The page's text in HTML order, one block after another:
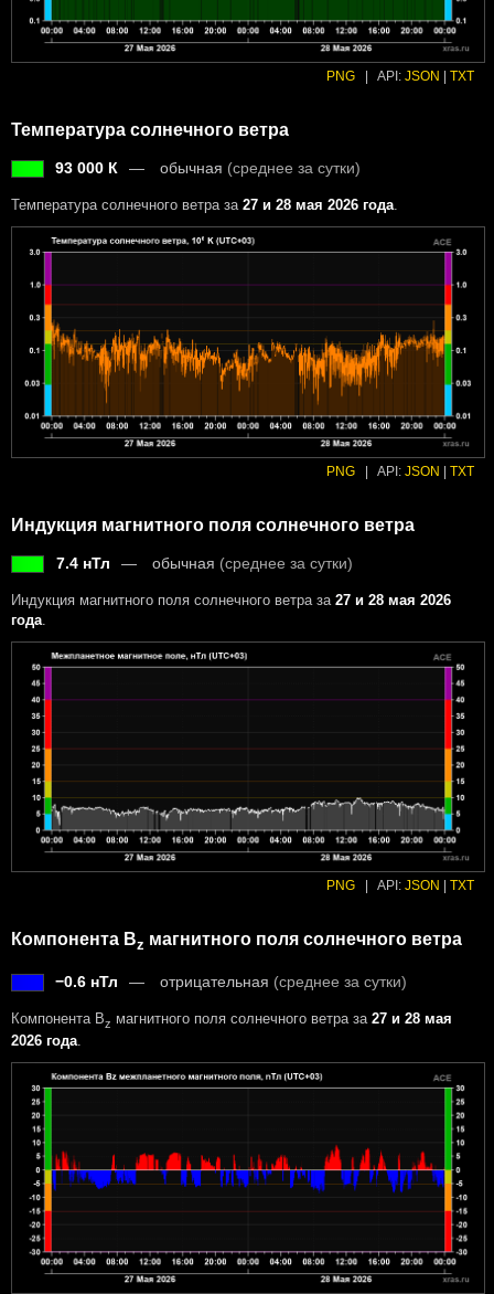
PNG | API: JSON | TXT
Температура солнечного ветра
93 000 К обычная (среднее за сутки)
Температура солнечного ветра за 27 и 28 мая 2026 года
PNG | API: JSON | TXT
Индукция магнитного поля солнечного ветра
7.4 нТл обычная (среднее за сутки)
Индукция магнитного поля солнечного ветра за 27 и 28 мая 2026
года
PNG API: JSON TXT
Компонента Bz магнитного поля солнечного ветра
−0.6 нТл отрицательная (среднее за сутки)
Компонента Bz магнитного поля солнечного ветра за 27 и 28 мая
2026 года.